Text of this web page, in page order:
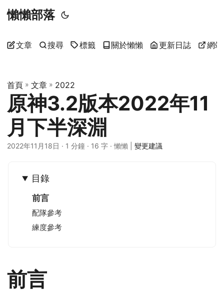
懶懶部落
文章 搜尋 標籤 關於懶懶 更新日誌 網
首頁 » 文章 » 2022
原神3.2版本2022年11
月下半深淵
2022年11月18日 · 1 分鐘 · 16 字 · 懶懶 | 變更建議
目錄
前言
配隊參考
練度參考
前言